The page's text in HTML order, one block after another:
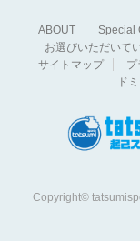
ABOUT
Special
お選びいただいて
サイトマップ
ド
Copyright©